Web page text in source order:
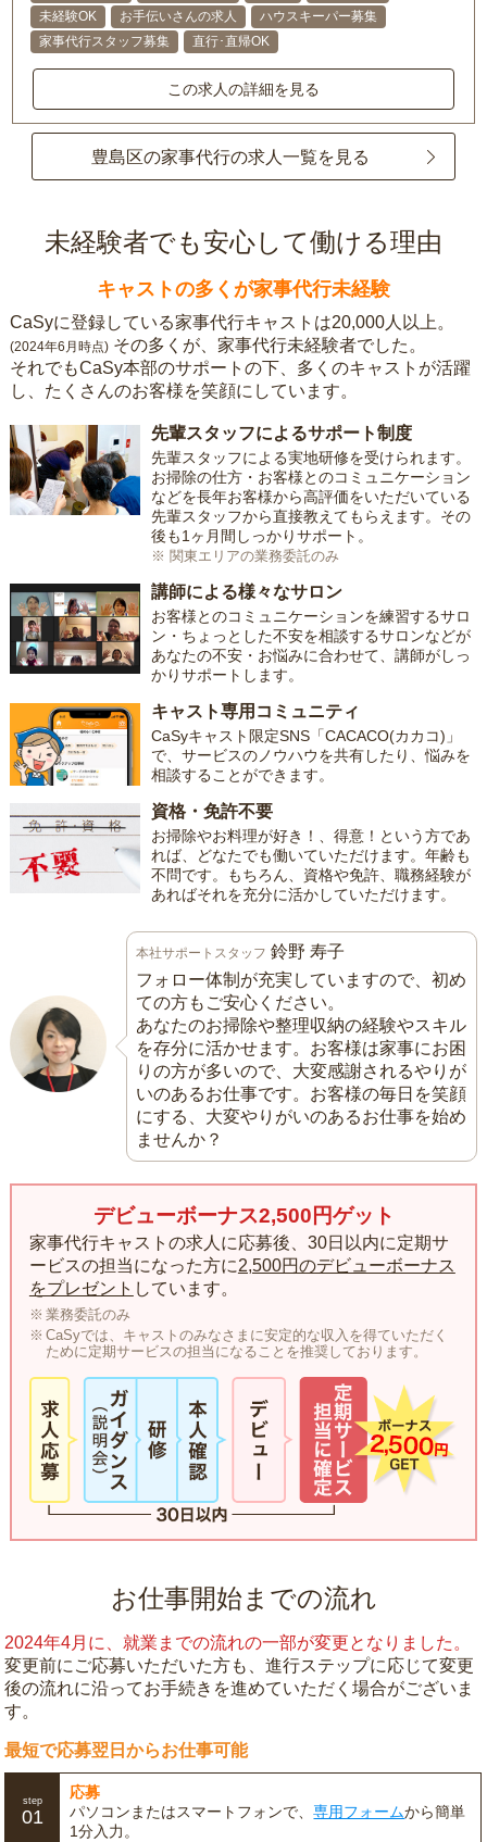
未経験OK
お手伝いさんの求人
ハウスキーパー募集
家事代行スタッフ募集
直行･直帰OK
この求人の詳細を見る
豊島区の家事代行の求人一覧を見る
未経験者でも安心して働ける理由
キャストの多くが家事代行未経験
CaSyに登録している家事代行キャストは20,000人以上。
(2024年6月時点) その多くが、家事代行未経験者でした。
それでもCaSy本部のサポートの下、多くのキャストが活躍
し、たくさんのお客様を笑顔にしています。
先輩スタッフによるサポート制度
先輩スタッフによる実地研修を受けられます。
お掃除の仕方・お客様とのコミュニケーション
などを長年お客様から高評価をいただいている
先輩スタッフから直接教えてもらえます。その
後も1ヶ月間しっかりサポート。
※ 関東エリアの業務委託のみ
講師による様々なサロン
お客様とのコミュニケーションを練習するサロ
ン・ちょっとした不安を相談するサロンなどが
あなたの不安・お悩みに合わせて、講師がしっ
かりサポートします。
キャスト専用コミュニティ
CaSyキャスト限定SNS「CACACO(カカコ)」
で、サービスのノウハウを共有したり、悩みを
相談することができます。
資格・免許不要
お掃除やお料理が好き！、得意！という方であ
れば、どなたでも働いていただけます。年齢も
不問です。もちろん、資格や免許、職務経験が
あればそれを充分に活かしていただけます。
本社サポートスタッフ 鈴野 寿子
フォロー体制が充実していますので、初め
ての方もご安心ください。
あなたのお掃除や整理収納の経験やスキル
を存分に活かせます。お客様は家事にお困
りの方が多いので、大変感謝されるやりが
いのあるお仕事です。お客様の毎日を笑顔
にする、大変やりがいのあるお仕事を始め
ませんか？
デビューボーナス2,500円ゲット
家事代行キャストの求人に応募後、30日以内に定期サ
ービスの担当になった方に2,500円のデビューボーナス
をプレゼント しています。
業務委託のみ
CaSyでは、キャストのみなさまに安定的な収入を得ていただく
ために定期サービスの担当になることを推奨しております。
お仕事開始までの流れ
2024年4月に、就業までの流れの一部が変更となりました。
変更前にご応募いただいた方も、進行ステップに応じて変更
後の流れに沿ってお手続きを進めていただく場合がございま
す。
最短で応募翌日からお仕事可能
step
01
応募
パソコンまたはスマートフォンで、専用フォームから簡単
1分入力。